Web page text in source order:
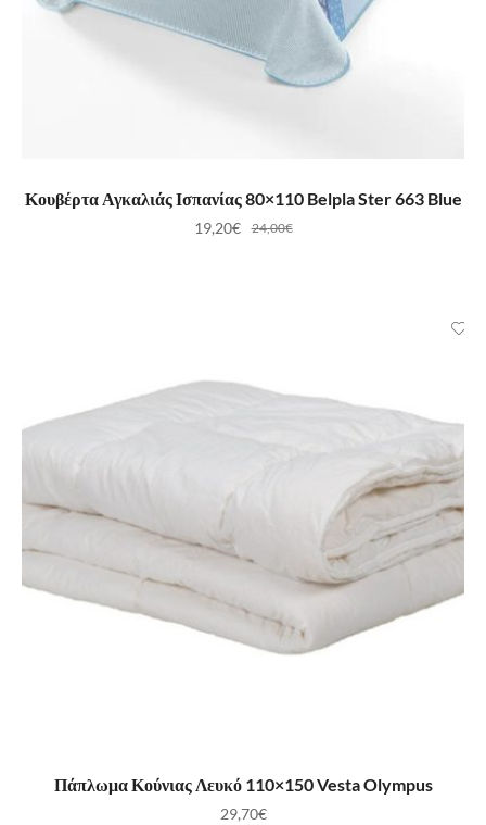
ΠΡΟΣΘΉΚΗ ΣΤΟ ΚΑΛΆΘΙ
Κουβέρτα Αγκαλιάς Ισπανίας 80×110 Belpla Ster 663 Blue
24,00€
19,20€
ΠΡΟΣΘΉΚΗ ΣΤΟ ΚΑΛΆΘΙ
Πάπλωμα Κούνιας Λευκό 110×150 Vesta Olympus
29,70€